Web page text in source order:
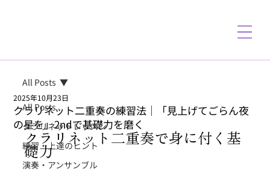
All Posts
クラリネットレッスン
練習・上達のヒント
演奏・アンサンブル
All Posts
クラリネット二重奏の練習法｜「見上げてごらん夜
の星を」2ndで基礎力を磨く
2025年10月23日
クラリネット二重奏で身に付く基
礎力